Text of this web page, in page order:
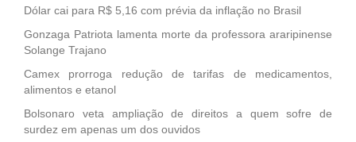
Dólar cai para R$ 5,16 com prévia da inflação no Brasil
Gonzaga Patriota lamenta morte da professora araripinense
Solange Trajano
Camex prorroga redução de tarifas de medicamentos,
alimentos e etanol
Bolsonaro veta ampliação de direitos a quem sofre de
surdez em apenas um dos ouvidos